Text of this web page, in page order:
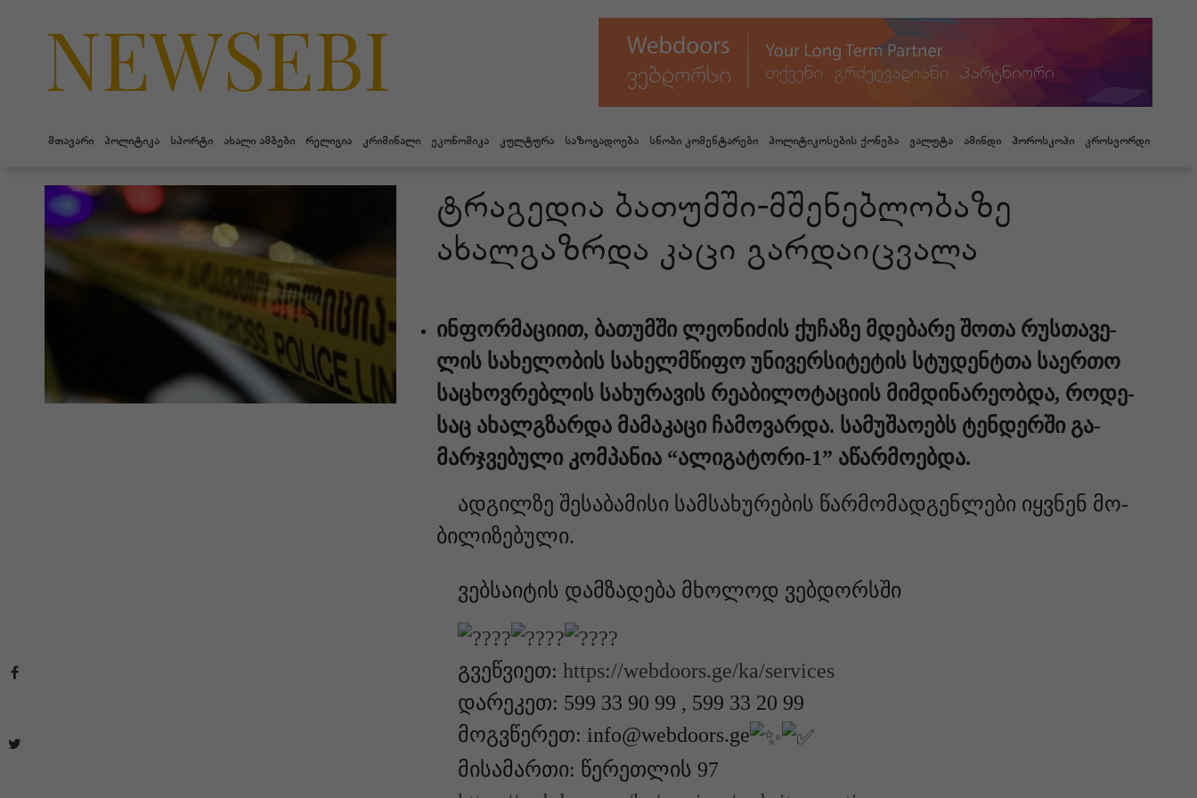
NEWSEBI
მთავარი პოლიტიკა სპორტი ახალი ამბები რელიგია კრიმინალი ეკონომიკა კულტურა საზოგადოება სნობი კომენტარები პოლიტიკოსების ქონება ვალუტა ამინდი ჰოროსკოპი კროსვორდი
ტრაგედია ბათუმში-მშენებლობაზე
ახალგაზრდა კაცი გარდაიცვალა
ინ­ფორ­მა­ცი­ით, ბა­თუმ­ში ლე­ო­ნი­ძის ქუ­ჩა­ზე მდე­ბა­რე შოთა რუს­თა­ვე­
ლის სა­ხე­ლო­ბის სა­ხელ­მწი­ფო უნი­ვერ­სი­ტე­ტის სტუ­დენ­ტთა სა­ერ­თო
სა­ცხოვ­რებ­ლის სა­ხუ­რა­ვის რე­ა­ბი­ლო­ტა­ცი­ის მიმ­დი­ნა­რე­ობ­და, რო­დე­
საც ახალ­გზარ­და მა­მა­კა­ცი ჩა­მო­ვარ­და. სა­მუ­შა­ო­ებს ტენ­დერ­ში გა­
მარ­ჯვე­ბუ­ლი კომ­პა­ნია “ალი­გა­ტო­რი-1” აწარ­მო­ებ­და.
ად­გილ­ზე შე­სა­ბა­მი­სი სამ­სა­ხუ­რე­ბის წარ­მო­მად­გენ­ლე­ბი იყ­ვნენ მო­
ბი­ლი­ზე­ბუ­ლი.
ვებსაიტის დამზადება მხოლოდ ვებდორსში
გვეწვიეთ: https://webdoors.ge/ka/services
დარეკეთ: 599 33 90 99 , 599 33 20 99
მოგვწერეთ: info@webdoors.ge
მისამართი: წერეთლის 97